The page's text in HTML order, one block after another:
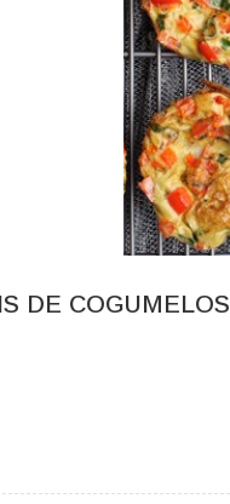
DE COGUMELOS